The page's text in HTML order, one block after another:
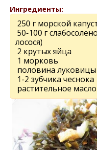
Ингредиенты:
250 г морской
50-100 г
лосося)
2 крутых яйца
1 морковь
половина луковицы
1-2 зубчика чеснока
растительное масло